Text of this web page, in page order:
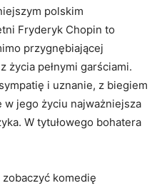
polskim
Fryderyk Chopin to
przygnębiającej
życia pełnymi garściami.
i uznanie, z biegiem
w jego życiu najważniejsza
W tytułowego bohatera
komedię